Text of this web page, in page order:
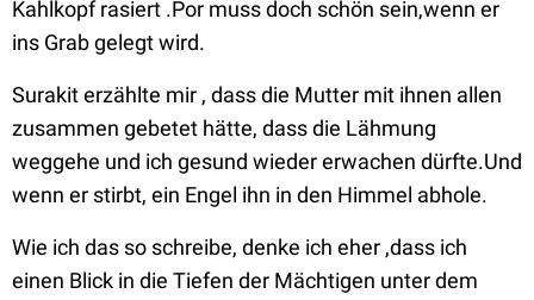
Kahlkopf rasiert .Por muss doch schön sein,wenn er
ins Grab gelegt wird.
Surakit erzählte mir , dass die Mutter mit ihnen allen
zusammen gebetet hätte, dass die Lähmung
weggehe und ich gesund wieder erwachen dürfte.Und
wenn er stirbt, ein Engel ihn in den Himmel abhole.
Wie ich das so schreibe, denke ich eher ,dass ich
einen Blick in die Tiefen der Mächtigen unter dem